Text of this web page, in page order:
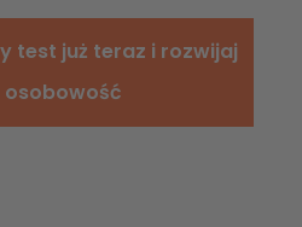
test już teraz i rozwijaj
osobowość